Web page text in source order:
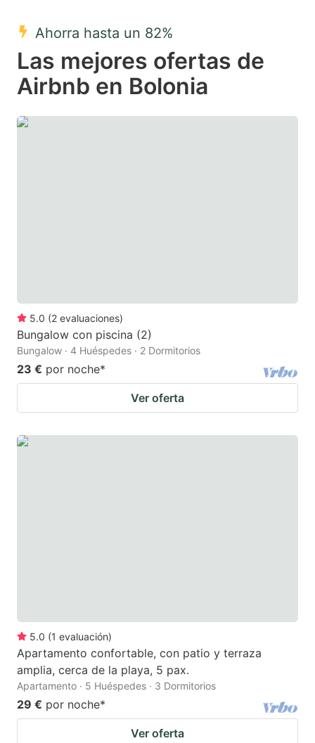
key
to
get
keyboard
to
get
the
keyboard
Ahorra hasta un 82%
Las mejores ofertas de
Airbnb en Bolonia
5.0 (2 evaluaciones)
Bungalow con piscina (2)
Bungalow · 4 Huéspedes · 2 Dormitorios
23 € por noche*
Ver oferta
5.0 (1 evaluación)
Apartamento confortable, con patio y terraza
amplia, cerca de la playa, 5 pax.
Apartamento · 5 Huéspedes · 3 Dormitorios
29 € por noche*
Ver oferta